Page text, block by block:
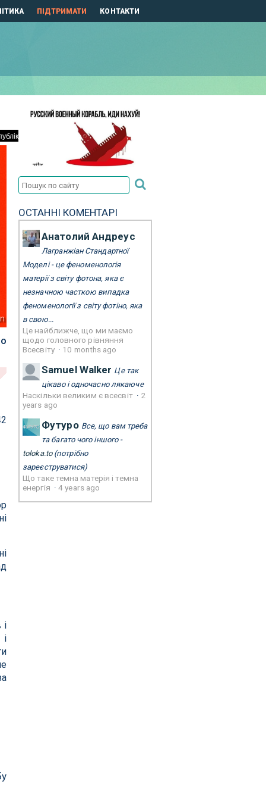
ПІДТРИМАТИ КОНТАКТИ
ОСТАННІ КОМЕНТАРІ
Анатолий Андреус
Лагранжіан Стандартної
Моделі - це феноменологія
матерії з світу фотона, яка є
незначною часткою випадка
феноменології з світу фотіно, яка
в свою...
Це найближче, що ми маємо
щодо головного рівняння
Всесвіту · 10 months ago
Samuel Walker Це так
цікаво і одночасно лякаюче
Наскільки великим є всесвіт · 2
years ago
Футуро Все, що вам треба
та багато чого іншого -
toloka.to(потрібно
зареєструватися)
Що таке темна матерія і темна
енергія ·4 years ago